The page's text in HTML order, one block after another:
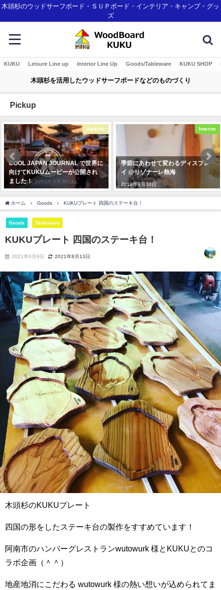
木頭杉のウッドサーフボード・ＳＵＰボード・インテリア・キャンプ・グッ
ズ
KUKU Leisure Line up Interior Line Up Goods/Tableware KUKU SHOP
木頭杉を活用したウッドサーフボードなどのものづくり
Pickup
Awards
COOL JAPAN JOURNAL で世界に
向けてKUKUムービーが公開され
ました！
Interior
季節にあわせて変わるディスプレ
イ @リゾナーレ熱海
2018年9月30日
ホーム Goods KUKUプレート 四国のステーキ台！
Goods Tableware
KUKUプレート 四国のステーキ台！
2021年6月9日 2021年8月13日
木頭杉のKUKUプレート
四国の形をしたステーキ台の製作をすすめています！
阿南市のハンバーグレストランwutowurk 様とKUKUとのコ
ラボ企画（＾＾）
地産地消にこだわる wutowurk 様の熱い想いが込められてま